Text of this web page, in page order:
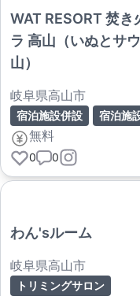
WAT RESORT 焚
ラ 高山（いぬとサ
山）
岐阜県高山市
宿泊施設併設 宿泊施
無料
0 0
わん'sルーム
岐阜県高山市
トリミングサロン